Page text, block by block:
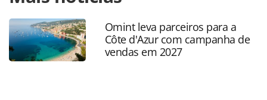
beaches-destaca-arte-e-cultura-em-diferentes-
atracoes_209525.html ou as ferramentas oferecidas na
página. Todo o conteúdo produzido pela PANROTAS
Editora é protegido pela legislação brasileira sobre direito
autoral. Não reproduza o conteúdo sem autorização da
Omint leva parceiros para a
Côte d'Azur com campanha de
vendas em 2027